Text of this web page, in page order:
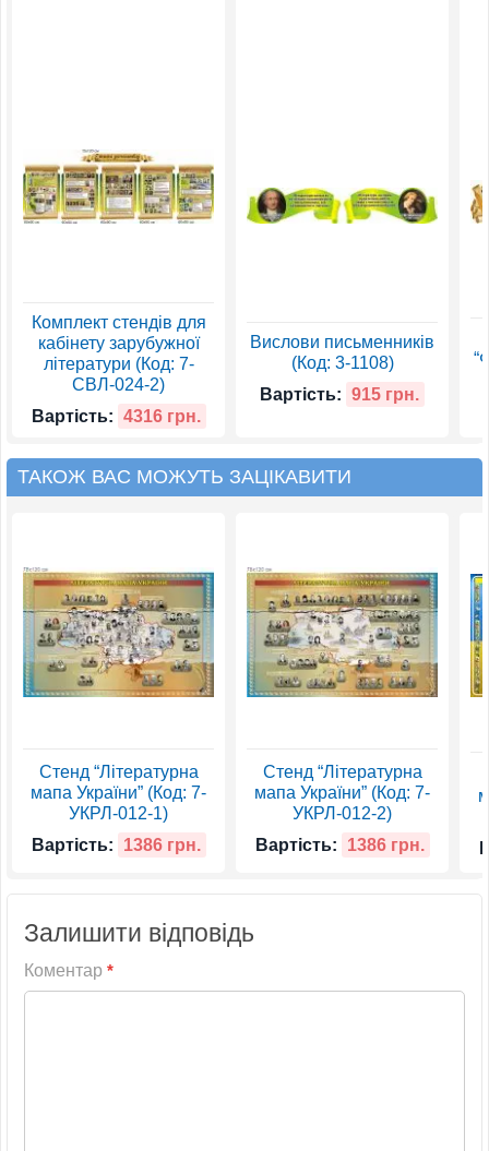
Комплект стендів для
кабінету зарубужної
літератури (Код: 7-
СВЛ-024-2)
Вартість: 4316 грн.
Вислови письменників
(Код: 3-1108)
Вартість: 915 грн.
ТАКОЖ ВАС МОЖУТЬ ЗАЦІКАВИТИ
Стенд “Літературна
мапа України” (Код: 7-
УКРЛ-012-1)
Вартість:
1386 грн.
Стенд “Літературна
мапа України” (Код: 7-
УКРЛ-012-2)
Вартість:
1386 грн.
Залишити відповідь
Коментар *